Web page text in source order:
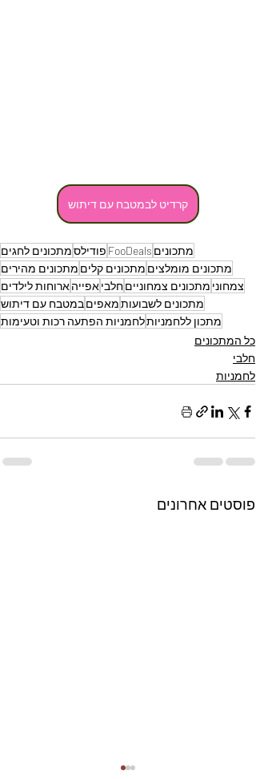
קרדיט לבמטבח עם דיתוש
מתכונים FooDeals פודילסמתכונים לחגים
מתכונים מומלצים מתכונים קלים מתכונים מהירים
צמחוני מתכונים צמחונייםחלביאפייהארוחות לילדים
מתכונים לשבועותמאפיםבמטבח עם דיתוש
מתכון ללחמניותלחמניות הפתעה רכות וטעימות
כל המתכונים
חלבי
לחמניות
פוסטים אחרונים